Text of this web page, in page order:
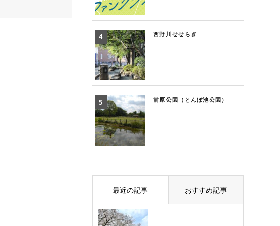
西野川せせらぎ
前原公園（とんぼ池公園）
最近の記事 おすすめ記事